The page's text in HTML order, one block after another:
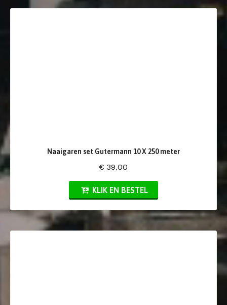
Naaigaren set Gutermann 10 X 250 meter
€ 39,00
KLIK EN BESTEL